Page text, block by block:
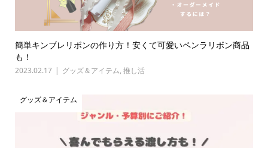
簡単キンブレリボンの作り方！安くて可愛いペンラリボン商品
も！
2023.02.17 グッズ＆アイテム, 推し活
グッズ＆アイテム